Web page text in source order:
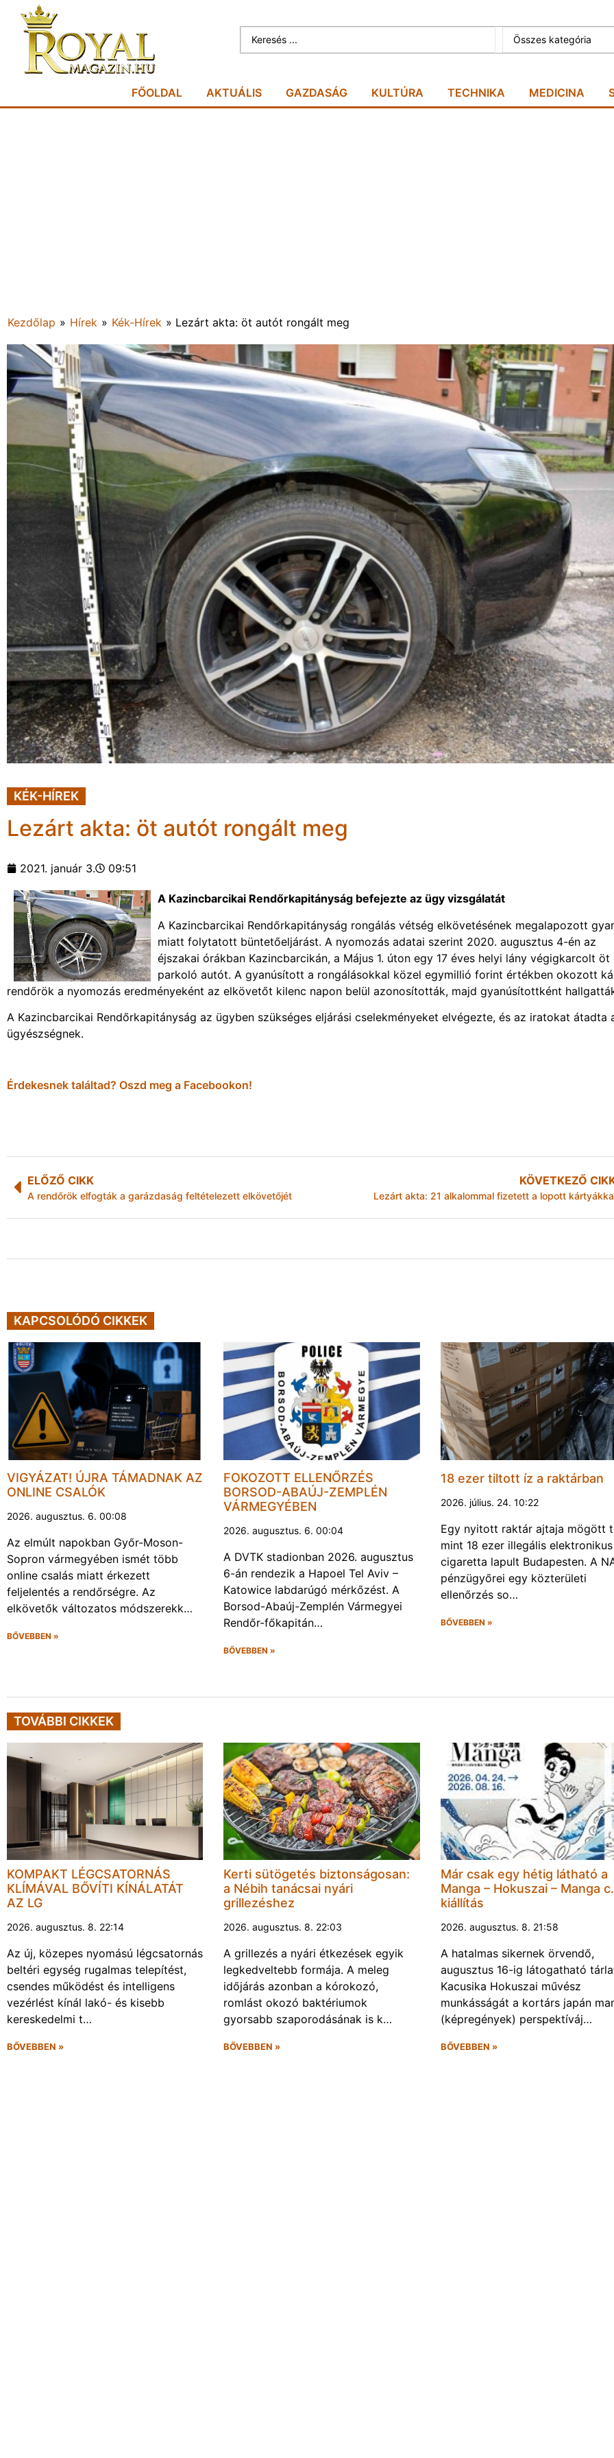
Összes kategória
FŐOLDAL AKTUÁLIS GAZDASÁG KULTÚRA TECHNIKA MEDICINA
Kezdőlap » Hírek » Kék-Hírek » Lezárt akta: öt autót rongált meg
KÉK-HÍREK
Lezárt akta: öt autót rongált meg
2021. január 3. 09:51
A Kazincbarcikai Rendőrkapitányság befejezte az ügy vizsgálatát
A Kazincbarcikai Rendőrkapitányság rongálás vétség elkövetésének megalapozott
miatt folytatott büntetőeljárást. A nyomozás adatai szerint 2020. augusztus 4-én az
éjszakai órákban Kazincbarcikán, a Május 1. úton egy 17 éves helyi lány végigkarcolt öt
parkoló autót. A gyanúsított a rongálásokkal közel egymillió forint értékben okozott
rendőrök a nyomozás eredményeként az elkövetőt kilenc napon belül azonosították, majd gyanúsítottként
A Kazincbarcikai Rendőrkapitányság az ügyben szükséges eljárási cselekményeket elvégezte, és az iratokat átadta
ügyészségnek.
Érdekesnek találtad? Oszd meg a Facebookon!
ELŐZŐ CIKK
A rendőrök elfogták a garázdaság feltételezett elkövetőjét
KÖVETKEZŐ
Lezárt akta: 21 alkalommal fizetett a lopott
KAPCSOLÓDÓ CIKKEK
VIGYÁZAT! ÚJRA TÁMADNAK AZ
ONLINE CSALÓK
2026. augusztus. 6. 00:08
Az elmúlt napokban Győr-Moson-
Sopron vármegyében ismét több
online csalás miatt érkezett
feljelentés a rendőrségre. Az
elkövetők változatos módszerekk…
BŐVEBBEN »
FOKOZOTT ELLENŐRZÉS
BORSOD-ABAÚJ-ZEMPLÉN
VÁRMEGYÉBEN
2026. augusztus. 6. 00:04
A DVTK stadionban 2026. augusztus
6-án rendezik a Hapoel Tel Aviv –
Katowice labdarúgó mérkőzést. A
Borsod-Abaúj-Zemplén Vármegyei
Rendőr-főkapitán…
BŐVEBBEN »
18 ezer tiltott íz a raktárban
2026. július. 24. 10:22
Egy nyitott raktár ajtaja mögött
mint 18 ezer illegális elektronikus
cigaretta lapult Budapesten. A
pénzügyőrei egy közterületi
ellenőrzés so…
BŐVEBBEN »
TOVÁBBI CIKKEK
KOMPAKT LÉGCSATORNÁS
KLÍMÁVAL BŐVÍTI KÍNÁLATÁT
AZ LG
2026. augusztus. 8. 22:14
Az új, közepes nyomású légcsatornás
beltéri egység rugalmas telepítést,
csendes működést és intelligens
vezérlést kínál lakó- és kisebb
kereskedelmi t…
BŐVEBBEN »
Kerti sütögetés biztonságosan:
a Nébih tanácsai nyári
grillezéshez
2026. augusztus. 8. 22:03
A grillezés a nyári étkezések egyik
legkedveltebb formája. A meleg
időjárás azonban a kórokozó,
romlást okozó baktériumok
gyorsabb szaporodásának is k…
BŐVEBBEN »
Már csak egy hétig látható a
Manga – Hokuszai – Manga c.
kiállítás
2026. augusztus. 8. 21:58
A hatalmas sikernek örvendő,
augusztus 16-ig látogatható
Kacusika Hokuszai művész
munkásságát a kortárs japán
(képregények) perspektíváj…
BŐVEBBEN »